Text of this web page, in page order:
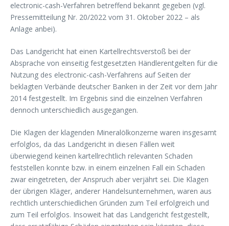
electronic-cash-Verfahren betreffend bekannt gegeben (vgl.
Pressemitteilung Nr. 20/2022 vom 31. Oktober 2022 – als
Anlage anbei).
Das Landgericht hat einen Kartellrechtsverstoß bei der
Absprache von einseitig festgesetzten Händlerentgelten für die
Nutzung des electronic-cash-Verfahrens auf Seiten der
beklagten Verbände deutscher Banken in der Zeit vor dem Jahr
2014 festgestellt. Im Ergebnis sind die einzelnen Verfahren
dennoch unterschiedlich ausgegangen.
Die Klagen der klagenden Mineralölkonzerne waren insgesamt
erfolglos, da das Landgericht in diesen Fällen weit
überwiegend keinen kartellrechtlich relevanten Schaden
feststellen konnte bzw. in einem einzelnen Fall ein Schaden
zwar eingetreten, der Anspruch aber verjährt sei. Die Klagen
der übrigen Kläger, anderer Handelsunternehmen, waren aus
rechtlich unterschiedlichen Gründen zum Teil erfolgreich und
zum Teil erfolglos. Insoweit hat das Landgericht festgestellt,